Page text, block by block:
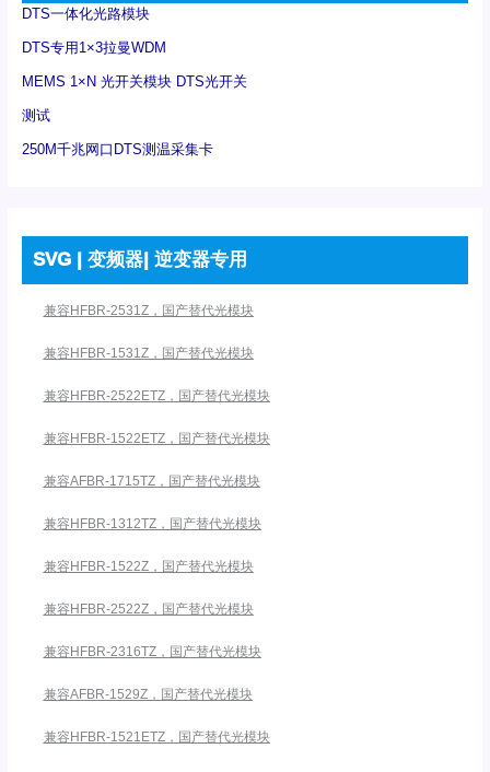
DTS一体化光路模块
DTS专用1×3拉曼WDM
MEMS 1×N 光开关模块 DTS光开关
测试
250M千兆网口DTS测温采集卡
SVG | 变频器| 逆变器专用
兼容HFBR-2531Z，国产替代光模块
兼容HFBR-1531Z，国产替代光模块
兼容HFBR-2522ETZ，国产替代光模块
兼容HFBR-1522ETZ，国产替代光模块
兼容AFBR-1715TZ，国产替代光模块
兼容HFBR-1312TZ，国产替代光模块
兼容HFBR-1522Z，国产替代光模块
兼容HFBR-2522Z，国产替代光模块
兼容HFBR-2316TZ，国产替代光模块
兼容AFBR-1529Z，国产替代光模块
兼容HFBR-1521ETZ，国产替代光模块